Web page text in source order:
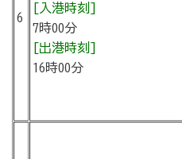
6
[入港時刻]
7時00分
[出港時刻]
16時00分